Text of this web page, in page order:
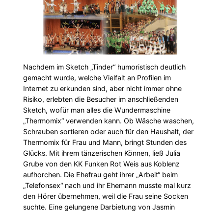
Nachdem im Sketch „Tinder“ humoristisch deutlich
gemacht wurde, welche Vielfalt an Profilen im
Internet zu erkunden sind, aber nicht immer ohne
Risiko, erlebten die Besucher im anschließenden
Sketch, wofür man alles die Wundermaschine
„Thermomix“ verwenden kann. Ob Wäsche waschen,
Schrauben sortieren oder auch für den Haushalt, der
Thermomix für Frau und Mann, bringt Stunden des
Glücks. Mit ihrem tänzerischen Können, ließ Julia
Grube von den KK Funken Rot Weis aus Koblenz
aufhorchen. Die Ehefrau geht ihrer „Arbeit“ beim
„Telefonsex“ nach und ihr Ehemann musste mal kurz
den Hörer übernehmen, weil die Frau seine Socken
suchte. Eine gelungene Darbietung von Jasmin